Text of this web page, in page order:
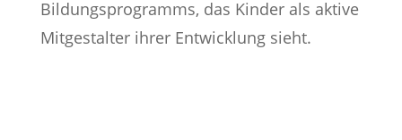
Bildungsprogramms, das Kinder als aktive
Mitgestalter ihrer Entwicklung sieht.